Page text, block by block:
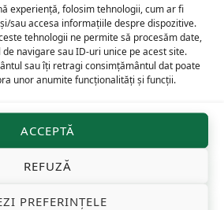
experiență, folosim tehnologii, cum ar fi
sau accesa informațiile despre dispozitive.
tehnologii ne permite să procesăm date,
navigare sau ID-uri unice pe acest site.
sau îți retragi consimțământul dat poate
unor anumite funcționalități și funcții.
ACCEPTĂ
REFUZĂ
PREFERINȚELE
I.
al
Omul — animal
antropologie ortodoxă